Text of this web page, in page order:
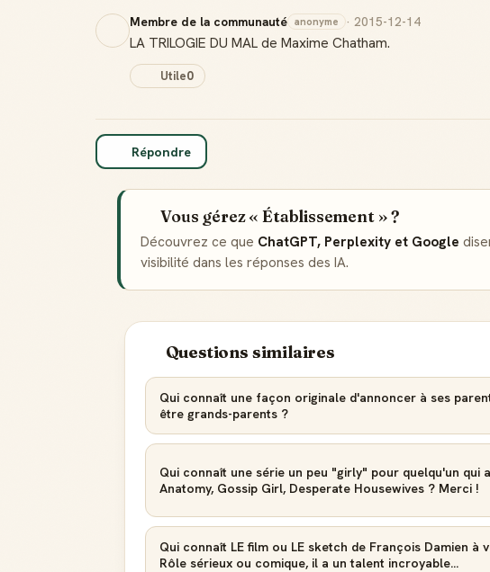
Membre de la communauté anonyme · 2015-12-14
LA TRILOGIE DU MAL de Maxime Chatham.
Utile0
Répondre
Vous gérez « Établissement » ?
Découvrez ce que ChatGPT, Perplexity et Google
visibilité dans les réponses des IA.
Questions similaires
Qui connaît une façon originale d'annoncer à ses
être grands-parents ?
Qui connaît une série un peu "girly" pour quelqu'un qui
Anatomy, Gossip Girl, Desperate Housewives ? Merci !
Qui connaît LE film ou LE sketch de François Damien à
Rôle sérieux ou comique, il a un talent incroyable...